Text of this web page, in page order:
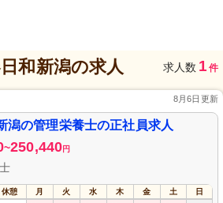
和新潟の求人 求人数 1 件
8月6日更新
潟の管理栄養士の正社員求人
~250,440円
休憩 月 火 水 木 金 土 日